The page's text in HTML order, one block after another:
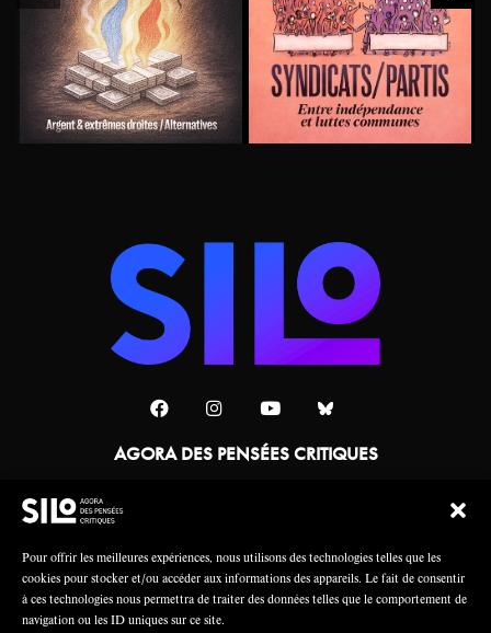
Pour offrir les meilleures expériences, nous utilisons des technologies telles que les
cookies pour stocker et/ou accéder aux informations des appareils. Le fait de consentir
à ces technologies nous permettra de traiter des données telles que le comportement de
navigation ou les ID uniques sur ce site.
AGORA DES PENSÉES CRITIQUES